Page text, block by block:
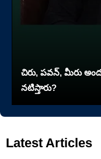
చిరు, పవన్, మీరు
నటిస్తారు?
Latest Articles